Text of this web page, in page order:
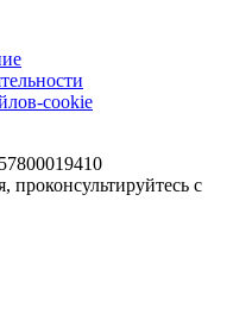
cookie
проконсультируйтесь с